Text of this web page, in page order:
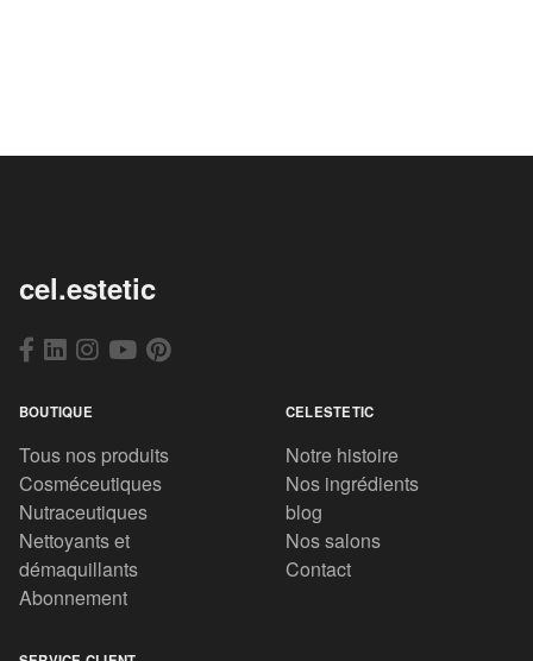
cel.estetic
BOUTIQUE
Tous nos produits
Cosméceutiques
Nutraceutiques
Nettoyants et
démaquillants
Abonnement
CELESTETIC
Notre histoire
Nos ingrédients
blog
Nos salons
Contact